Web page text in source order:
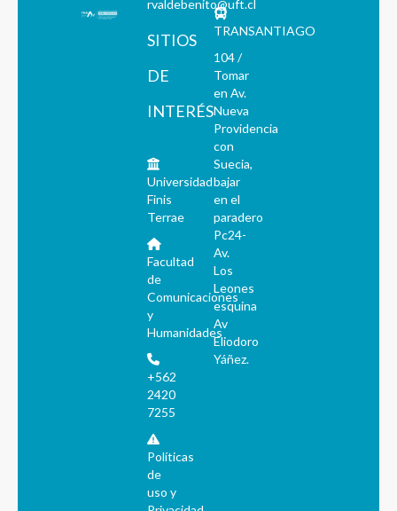
rvaldebenito@uft.cl
SITIOS
DE
INTERÉS
Universidad
Finis
Terrae
Facultad
de
Comunicaciones
y
Humanidades
+562
2420
7255
Políticas
de
uso y
TRANSANTIAGO
104 /
Tomar
en Av.
Nueva
Providencia
con
Suecia,
bajar
en el
paradero
Pc24-
Av.
Los
Leones
esquina
Av
Eliodoro
Yáñez.